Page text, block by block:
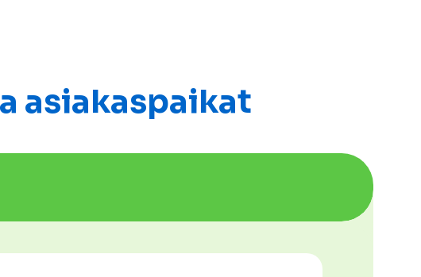
asiakaspaikat